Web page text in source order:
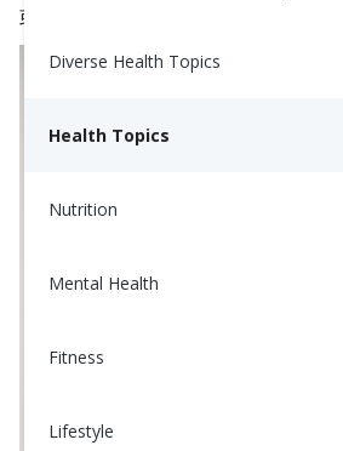
Diverse Health Topics
Health Topics
Nutrition
Mental Health
Fitness
Lifestyle
或不堪重負。不要讓